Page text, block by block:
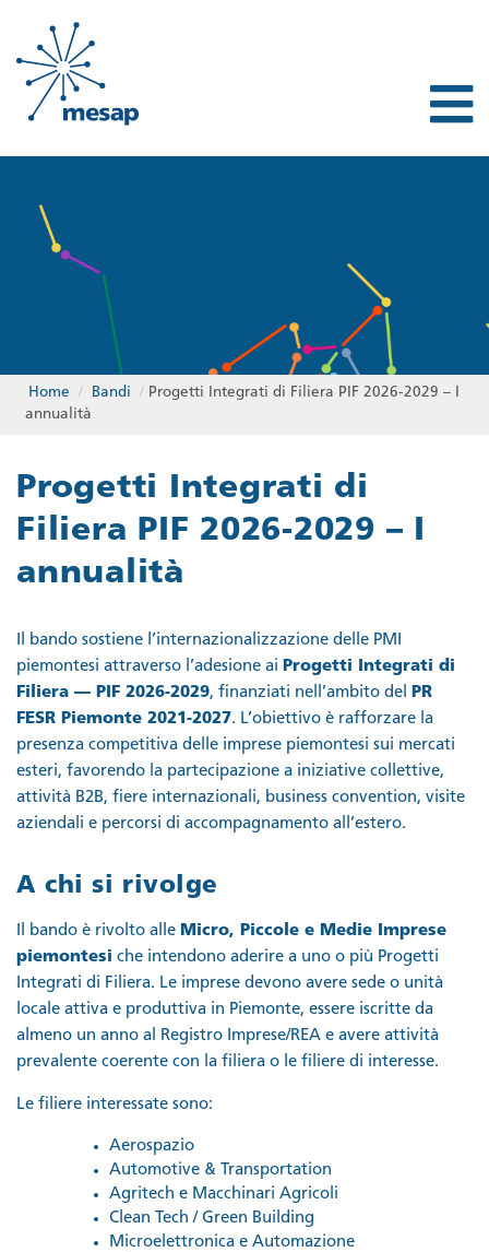
Home / Bandi / Progetti Integrati di Filiera PIF 2026-2029 – I
annualità
Progetti Integrati di
Filiera PIF 2026-2029 – I
annualità
Il bando sostiene l’internazionalizzazione delle PMI
piemontesi attraverso l’adesione ai Progetti Integrati di
Filiera — PIF 2026-2029, finanziati nell’ambito del
PR
FESR Piemonte 2021-2027. L’obiettivo è rafforzare la
presenza competitiva delle imprese piemontesi sui mercati
esteri, favorendo la partecipazione a iniziative collettive,
attività B2B, fiere internazionali, business convention, visite
aziendali e percorsi di accompagnamento all’estero.
A chi si rivolge
Il bando è rivolto alle Micro, Piccole e Medie Imprese
piemontesi che intendono aderire a uno o più Progetti
Integrati di Filiera. Le imprese devono avere sede o unità
locale attiva e produttiva in Piemonte, essere iscritte da
almeno un anno al Registro Imprese/REA e avere attività
prevalente coerente con la filiera o le filiere di interesse.
Le filiere interessate sono:
Aerospazio
Automotive & Transportation
Agritech e Macchinari Agricoli
Clean Tech / Green Building
Microelettronica e Automazione